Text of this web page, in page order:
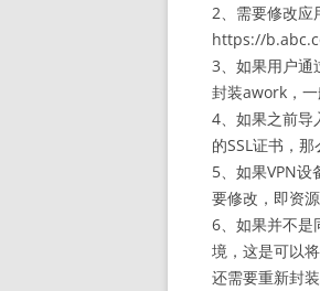
2、需要修改
https://
3、如果用户
封装awork，一
4、如果之前导
的SSL证书，
5、如果VPN设
要修改，即资
6、如果并不是
境，这是可以
还需要重新封